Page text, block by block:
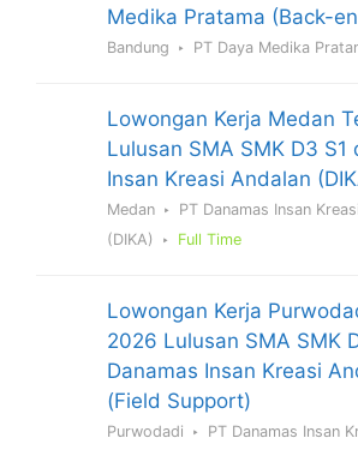
Medika Pratama (Back-
Bandung PT Daya Medika
Lowongan Kerja Medan
Lulusan SMA SMK D3 S1
Insan Kreasi Andalan
Medan
PT Danamas Insan
(DIKA)
Full Time
Lowongan Kerja
2026 Lulusan SMA SMK
Danamas Insan Kreasi
(Field Support)
Purwodadi PT Danamas Insan